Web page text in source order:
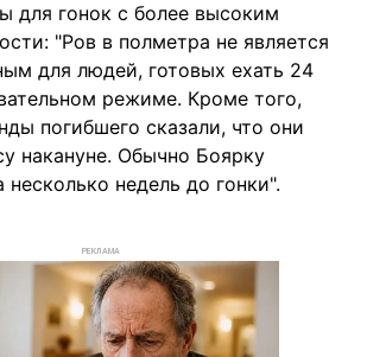
для гонок с более высоким
"Ров в полметра не является
для людей, готовых ехать 24
режиме. Кроме того,
погибшего сказали, что они
накануне. Обычно Боярку
несколько недель до гонки".
РЕКЛАМА